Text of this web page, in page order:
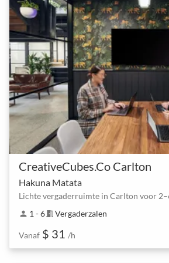
CreativeCubes.Co Carlton
Hakuna Matata
person 1 - 6meeting_room Vergaderzalen
Vanaf $ 31 /h